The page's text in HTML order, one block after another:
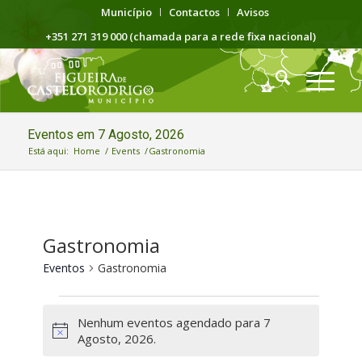
Município Contactos
Avisos
+351 271 319 000 (chamada para a rede fixa nacional)
Eventos em 7 Agosto, 2026
Está aqui: Home / Events /Gastronomia
Gastronomia
Eventos Gastronomia
for
Aviso
Nenhum eventos agendado para 7
Agosto, 2026.